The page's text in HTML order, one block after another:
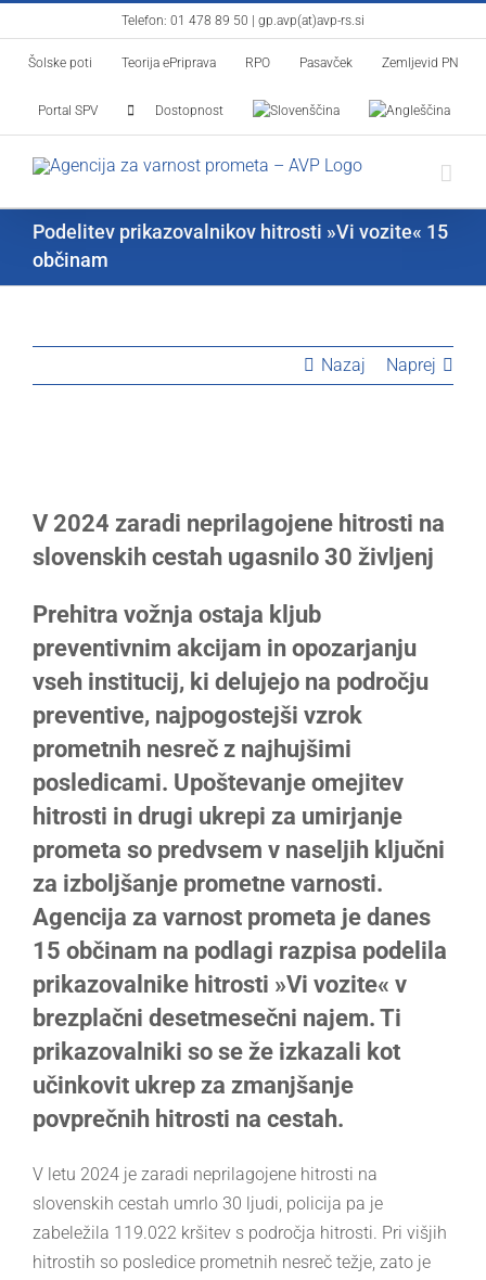
to
content
Telefon: 01 478 89 50 gp.avp(at)avp-rs.si
Šolske poti Teorija ePriprava RPO Pasavček Zemljevid PN
Portal SPV Dostopnost
Podelitev prikazovalnikov hitrosti »Vi vozite« 15
občinam
Nazaj Naprej
Image
V 2024 zaradi neprilagojene hitrosti na
slovenskih cestah ugasnilo 30 življenj
Prehitra vožnja ostaja kljub
preventivnim akcijam in opozarjanju
vseh institucij, ki delujejo na področju
preventive, najpogostejši vzrok
prometnih nesreč z najhujšimi
posledicami. Upoštevanje omejitev
hitrosti in drugi ukrepi za umirjanje
prometa so predvsem v naseljih ključni
za izboljšanje prometne varnosti.
Agencija za varnost prometa je danes
15 občinam na podlagi razpisa podelila
prikazovalnike hitrosti »Vi vozite« v
brezplačni desetmesečni najem. Ti
prikazovalniki so se že izkazali kot
učinkovit ukrep za zmanjšanje
povprečnih hitrosti na cestah.
V letu 2024 je zaradi neprilagojene hitrosti na
slovenskih cestah umrlo 30 ljudi, policija pa je
zabeležila 119.022 kršitev s področja hitrosti. Pri višjih
hitrostih so posledice prometnih nesreč težje, zato je